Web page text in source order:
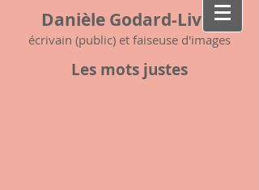
Danièle Godard-Livet
écrivain (public) et faiseuse d'images
Les mots justes